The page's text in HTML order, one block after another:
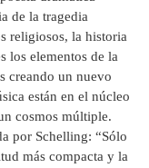
de la tragedia
religiosos, la historia
los elementos de la
creando un nuevo
están en el núcleo
cosmos múltiple.
por Schelling: “Sólo
más compacta y la